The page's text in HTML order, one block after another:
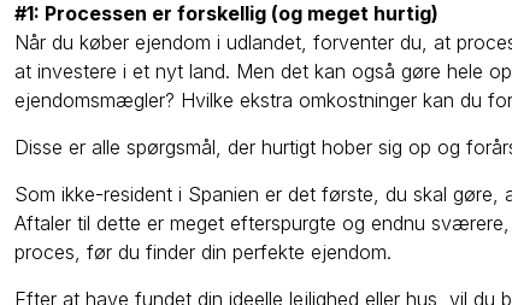
#1: Processen er forskellig (og meget hurtig)
Når du køber ejendom i udlandet, forventer du, at
at investere i et nyt land. Men det kan også gøre hele
ejendomsmægler? Hvilke ekstra omkostninger kan du
Disse er alle spørgsmål, der hurtigt hober sig op og
Som ikke-resident i Spanien er det første, du skal
Aftaler til dette er meget efterspurgte og endnu
proces, før du finder din perfekte ejendom.
Efter at have fundet din ideelle lejlighed eller hus, vil